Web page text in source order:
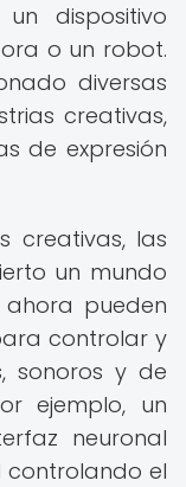
dispositivo
o un robot.
diversas
creativas,
de expresión
creativas, las
un mundo
pueden
controlar y
sonoros y de
ejemplo, un
neuronal
el